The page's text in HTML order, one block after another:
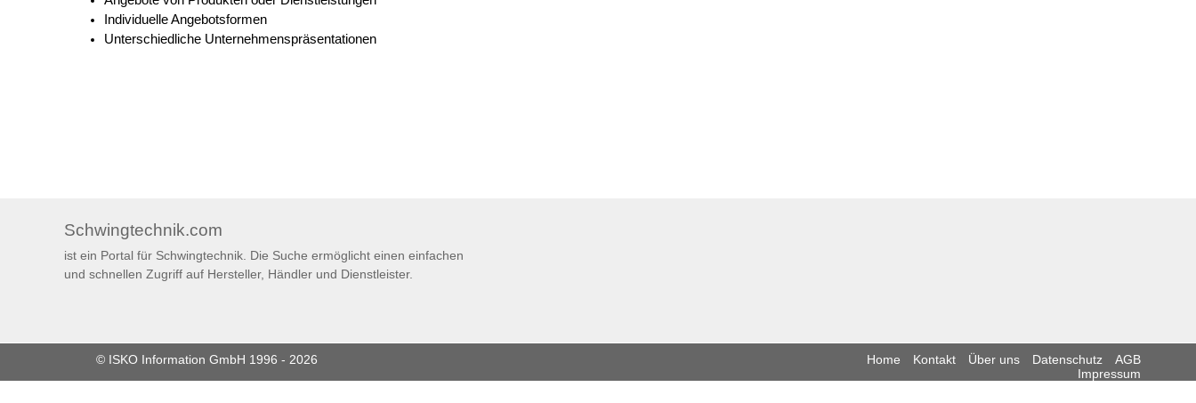
Individuelle Angebotsformen
Unterschiedliche Unternehmenspräsentationen
Schwingtechnik.com
ist ein Portal für Schwingtechnik. Die Suche ermöglicht einen einfachen
und schnellen Zugriff auf Hersteller, Händler und Dienstleister.
© ISKO Information GmbH 1996 - 2026 Home Kontakt Über uns Datenschutz
AGB
Impressum